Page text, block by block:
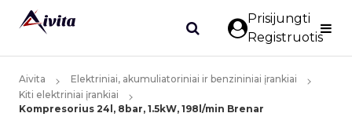
Prisijungti
Registruotis
Aivita
Elektriniai, akumuliatoriniai ir benzininiai įrankiai
Kiti elektriniai įrankiai
Kompresorius 24l, 8bar, 1.5kW, 198l/min Brenar